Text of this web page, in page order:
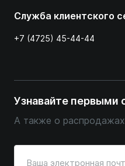
Служба клиентского
+7 (4725) 45-44-44
Узнавайте первыми
А также о